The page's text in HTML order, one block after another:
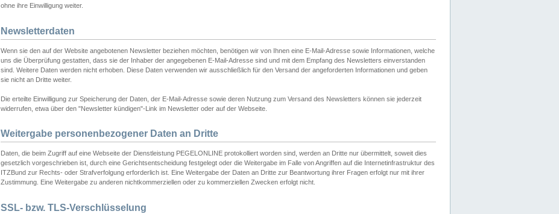
ohne ihre Einwilligung weiter.
Newsletterdaten
Wenn sie den auf der Website angebotenen Newsletter beziehen möchten, benötigen wir von Ihnen eine E-Mail-Adresse sowie Informationen, welche
uns die Überprüfung gestatten, dass sie der Inhaber der angegebenen E-Mail-Adresse sind und mit dem Empfang des Newsletters einverstanden
sind. Weitere Daten werden nicht erhoben. Diese Daten verwenden wir ausschließlich für den Versand der angeforderten Informationen und geben
sie nicht an Dritte weiter.
Die erteilte Einwilligung zur Speicherung der Daten, der E-Mail-Adresse sowie deren Nutzung zum Versand des Newsletters können sie jederzeit
widerrufen, etwa über den "Newsletter kündigen"-Link im Newsletter oder auf der Webseite.
Weitergabe personenbezogener Daten an Dritte
Daten, die beim Zugriff auf eine Webseite der Dienstleistung PEGELONLINE protokolliert worden sind, werden an Dritte nur übermittelt, soweit dies
gesetzlich vorgeschrieben ist, durch eine Gerichtsentscheidung festgelegt oder die Weitergabe im Falle von Angriffen auf die Internetinfrastruktur des
ITZBund zur Rechts- oder Strafverfolgung erforderlich ist. Eine Weitergabe der Daten an Dritte zur Beantwortung ihrer Fragen erfolgt nur mit ihrer
Zustimmung. Eine Weitergabe zu anderen nichtkommerziellen oder zu kommerziellen Zwecken erfolgt nicht.
SSL- bzw. TLS-Verschlüsselung